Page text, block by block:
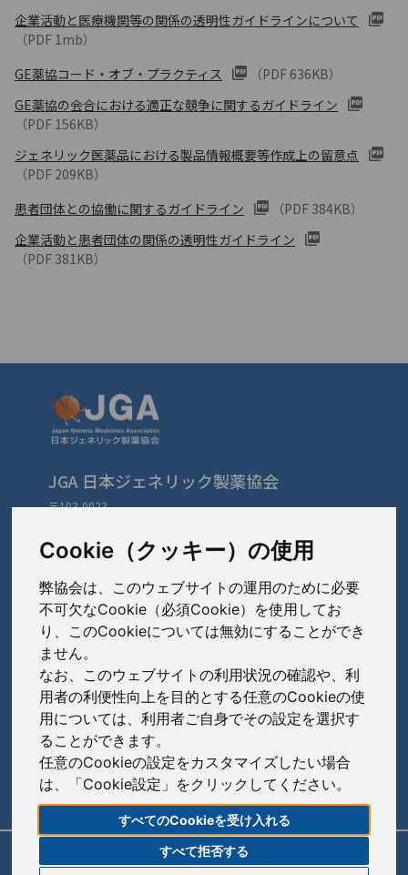
Cookie（クッキー）の使用
弊協会は、このウェブサイトの運用のために必要
不可欠なCookie（必須Cookie）を使用してお
り、このCookieについては無効にすることができ
ません。
なお、このウェブサイトの利用状況の確認や、利
用者の利便性向上を目的とする任意のCookieの使
用については、利用者ご自身でその設定を選択す
ることができます。
任意のCookieの設定をカスタマイズしたい場合
は、「Cookie設定」をクリックしてください。
すべてのCookieを受け入れる
すべて拒否する
企業活動と医療機関等の関係の透明性ガイドラインについて
（PDF 1mb）
GE薬協コード・オブ・プラクティス
（PDF 636KB）
GE薬協の会合における適正な競争に関するガイドライン
（PDF 156KB）
ジェネリック医薬品における製品情報概要等作成上の留意点
（PDF 209KB）
患者団体との協働に関するガイドライン
（PDF 384KB）
企業活動と患者団体の関係の透明性ガイドライン
（PDF 381KB）
JGA 日本ジェネリック製薬協会
〒103-0023
TEL: 03-3279-1890 / FAX: 03-3241-2978
会員会社（あ〜さ）
あゆみ製薬株式会社
岩城製薬株式会社
大蔵製薬株式会社
キョーリンリメディオ株式会社
共和薬品工業株式会社
コーアイセイ株式会社
寿製薬株式会社
会員会社（た〜は）
大興製薬株式会社
ダイト株式会社
高田製薬株式会社
辰巳化学株式会社
鶴原製薬株式会社
トーアエイヨー株式会社
会員会社 （ま〜わ）
陽進堂ホールディングス株式会社
ロートニッテン株式会社
賛助会員会社
朝日印刷株式会社
旭化成株式会社
伊藤忠ケミカルフロンティア株式会社
サイトポリシー